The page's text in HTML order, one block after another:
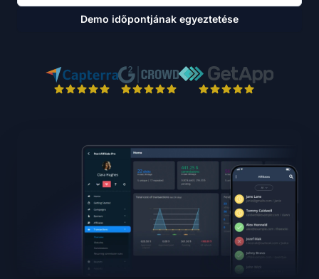
Demo időpontjának egyeztetése